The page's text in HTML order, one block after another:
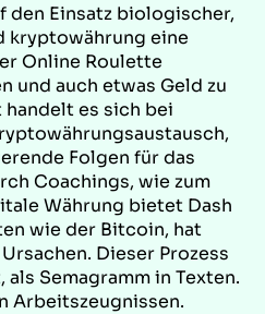
den Einsatz biologischer,
kryptowährung eine
Online Roulette
und auch etwas Geld zu
handelt es sich bei
Folgen für das
Coachings, wie zum
Währung bietet Dash
wie der Bitcoin, hat
Dieser Prozess
Semagramm in Texten.
Arbeitszeugnissen.